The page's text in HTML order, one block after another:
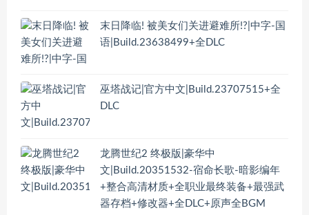
末日降临! 被美女们关进避难所!?|中字-国
语|Build.23638499+全DLC
巫塔战记|官方中文|Build.23707515+全
DLC
龙腾世纪2 终极版|豪华中
文|Build.20351532-宿命长歌-暗影编年
+整合高清材质+全职业最终装备+最强武
器存档+修改器+全DLC+原声全BGM